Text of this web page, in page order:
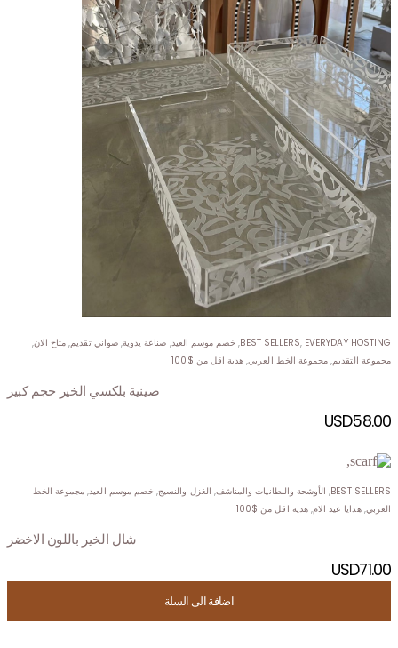
اضافة الى السلة
اضافة الى السلة
اضافة الى السلة
BEST SELLERS, EVERYDAY HOSTING
, خصم موسم العيد, صناعة يدوية,صواني تقديم, متاح الان,
مجموعة التقديم, مجموعة الخط العربي, هدية اقل من $100
صينية بلكسي الخير حجم كبير
USD58.00
اضافة الى السلة
BEST SELLERS
, الأوشحة والبطانيات والمناشف, الغزل والنسيج, خصم موسم العيد, مجموعة الخط
العربي,هدايا عيد الام,هدية اقل من $100
شال الخير باللون الاخضر
USD71.00